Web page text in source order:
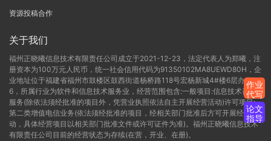
资源投稿合作
关于我们
福州正晓曦信息技术有限责任公司成立于2021-12-23，法定代表人为郑曦，注
册资本为100万元人民币，统一社会信用代码为91350102MA8UEWD80H，企
业地址位于福建省福州市鼓楼区鼓西街道杨桥路118号宏杨新城4#楼6层办公C-
6，所属行业为软件和信息技术服务业，经营范围包含:一般项目:信息技术咨询
服务(除依法须经批准的项目外，凭营业执照依法自主开展经营活动)许可项目:
第二类增值电信业务(依法须经批准的项目，经相关部门批准后方可开展经营活
动，具体经营项目以相关部门批准文件或许可证件为准)。福州正晓曦信息技术
有限责任公司目前的经营状态为存续(在营，开业、在册)。
作业
代写
论文
指导